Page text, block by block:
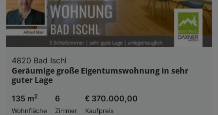
4820 Bad Ischl
Geräumige große Eigentumswohnung in sehr
guter Lage
135 m2
Wohnfläche
6
Zimmer
€ 370.000,00
Kaufpreis